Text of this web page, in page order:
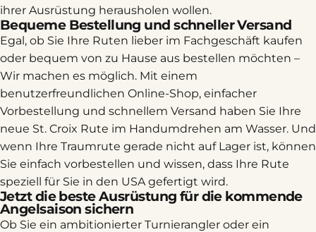
ihrer Ausrüstung herausholen wollen.
Bequeme Bestellung und schneller Versand
Egal, ob Sie Ihre Ruten lieber im Fachgeschäft kaufen
oder bequem von zu Hause aus bestellen möchten –
Wir machen es möglich. Mit einem
benutzerfreundlichen Online-Shop, einfacher
Vorbestellung und schnellem Versand haben Sie Ihre
neue St. Croix Rute im Handumdrehen am Wasser. Und
wenn Ihre Traumrute gerade nicht auf Lager ist, können
Sie einfach vorbestellen und wissen, dass Ihre Rute
speziell für Sie in den USA gefertigt wird.
Jetzt die beste Ausrüstung für die kommende
Angelsaison sichern
Ob Sie ein ambitionierter Turnierangler oder ein